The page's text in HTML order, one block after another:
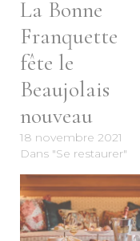
La Bonne
Franquette
fête le
Beaujolais
nouveau
18 novembre 2021
Dans "Se restaurer"